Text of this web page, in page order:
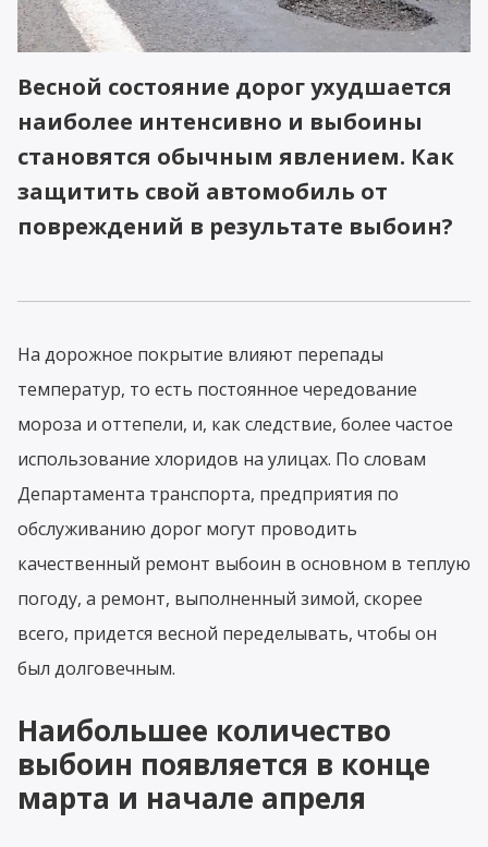
Весной состояние дорог ухудшается
наиболее интенсивно и выбоины
становятся обычным явлением. Как
защитить свой автомобиль от
повреждений в результате выбоин?
На дорожное покрытие влияют перепады
температур, то есть постоянное чередование
мороза и оттепели, и, как следствие, более частое
использование хлоридов на улицах. По словам
Департамента транспорта, предприятия по
обслуживанию дорог могут проводить
качественный ремонт выбоин в основном в теплую
погоду, а ремонт, выполненный зимой, скорее
всего, придется весной переделывать, чтобы он
был долговечным.
Наибольшее количество
выбоин появляется в конце
марта и начале апреля